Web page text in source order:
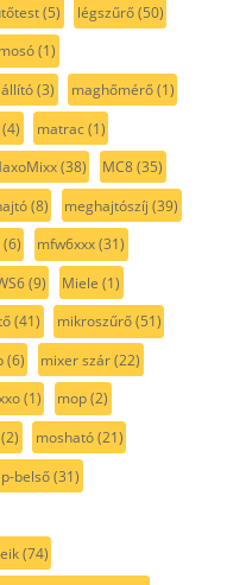
(5) légszűrő(50)
(1)
(3) maghőmérő(1)
(4) matrac(1)
(38) MC8(35)
(8) meghajtószíj (39)
(6) mfw6xxx(31)
(9) Miele (1)
(41) mikroszűrő(51)
(6) mixer szár(22)
(1) mop(2)
(2) mosható(21)
belső(31)
(74)